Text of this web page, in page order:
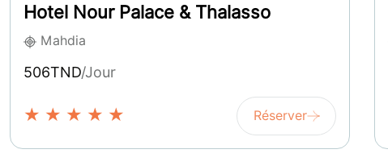
Hotel Nour Palace & Thalasso
Mahdia
506TND/Jour
★ ★ ★ ★ ★ Réserver